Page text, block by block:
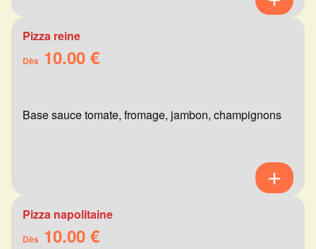
Pizza reine
Dès 10.00 €
Base sauce tomate, fromage, jambon, champignons
Pizza napolitaine
Dès 10.00 €